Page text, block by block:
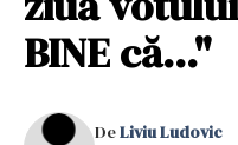
BINE că..."
DeLiviu Ludovic